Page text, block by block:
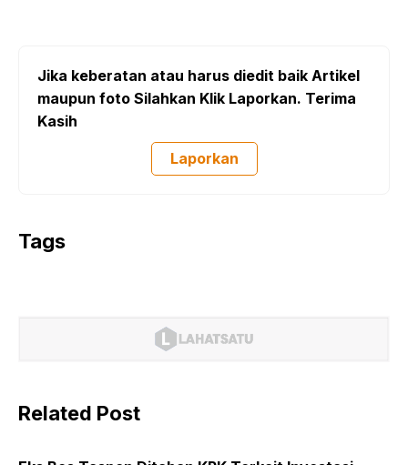
Jika keberatan atau harus diedit baik Artikel
maupun foto Silahkan Klik Laporkan. Terima
Kasih
Laporkan
Tags
Related Post